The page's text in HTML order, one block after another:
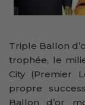
Triple Ballon
trophée, le
City (Premier
propre
Ballon d’or